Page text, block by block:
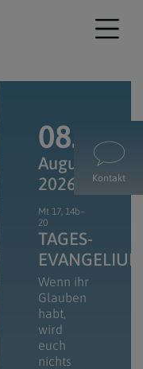
Kontakt
08.
August
2026
Mt 17, 14b–
20
TAGES­
EVANGELIUM
Wenn ihr
Glauben
habt,
wird
euch
nichts